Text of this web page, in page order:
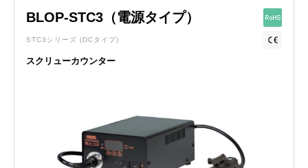
BLOP-STC3（電源タイプ）
STC3シリーズ (DCタイプ)
スクリューカウンター